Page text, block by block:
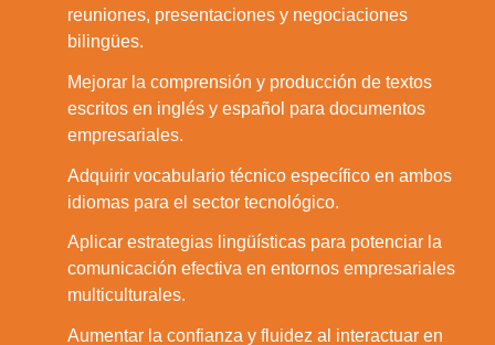
reuniones, presentaciones y negociaciones
bilingües.
Mejorar la comprensión y producción de textos
escritos en inglés y español para documentos
empresariales.
Adquirir vocabulario técnico específico en ambos
idiomas para el sector tecnológico.
Aplicar estrategias lingüísticas para potenciar la
comunicación efectiva en entornos empresariales
multiculturales.
Aumentar la confianza y fluidez al interactuar en